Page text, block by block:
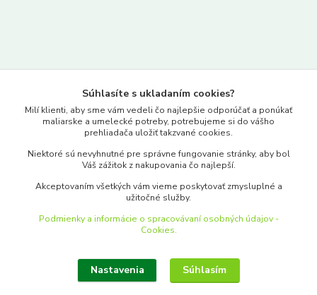
www.merkantil.sk
Pondelok-Piatok: 9.00-17.00hod.
objednavky@merkantil-obchod.sk
Upraviť zber cookies.
Súhlasíte s ukladaním cookies?
Milí klienti, aby sme vám vedeli čo najlepšie odporúčať a ponúkať
maliarske a umelecké potreby, potrebujeme si do vášho
prehliadača uložiť takzvané cookies.
Niektoré sú nevyhnutné pre správne fungovanie stránky, aby bol
Váš zážitok z nakupovania čo najlepší.
Akceptovaním všetkých vám vieme poskytovať zmysluplné a
užitočné služby.
Podmienky a informácie o spracovávaní osobných údajov -
Cookies.
Nastavenia Súhlasím